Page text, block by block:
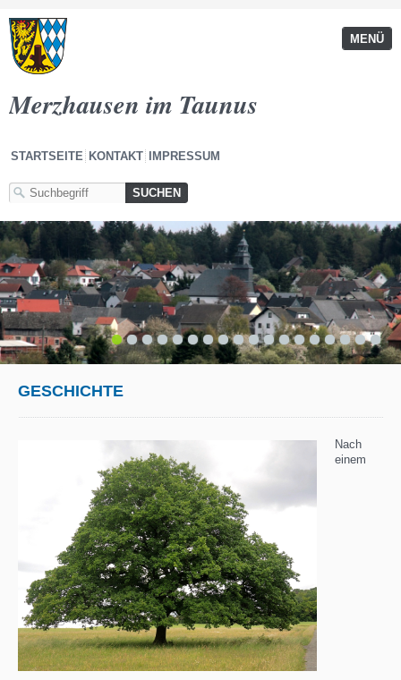
MENÜ
Merzhausen im Taunus
STARTSEITE KONTAKT IMPRESSUM
1 2 3 4 5 6 7 8 9 10 11 12 13 14 15 16 17 18
GESCHICHTE
Nach
einem